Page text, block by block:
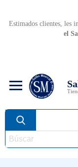
Estimados clientes, les
el